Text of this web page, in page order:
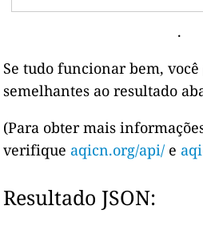
.
Se tudo funcionar bem,
semelhantes ao resultado
(Para obter mais
verifique aqicn.org/api/ e
Resultado JSON: